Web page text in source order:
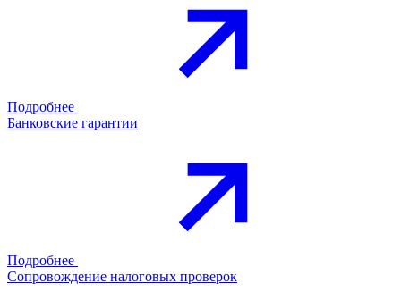
Подробнее
Банковские гарантии
Подробнее
Сопровождение налоговых проверок